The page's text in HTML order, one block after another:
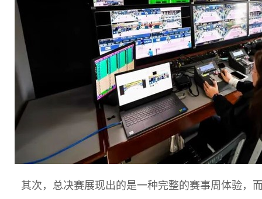
其次，总决赛展现出的是一种完整的赛事周体验，